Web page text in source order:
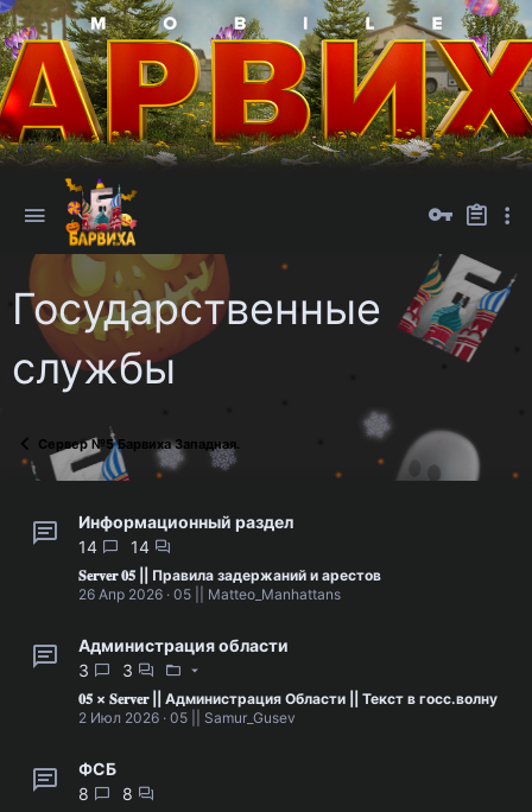
Государственные
службы
Сервер №5 Барвиха Западная.
Информационный раздел
14
14
𝐒𝐞𝐫𝐯𝐞𝐫 𝟎𝟓 || Правила задержаний и арестов
26 Апр 2026 05 || Matteo_Manhattans
Администрация области
3
3
𝟎𝟓 × 𝐒𝐞𝐫𝐯𝐞𝐫 || Администрация Области || Текст в госс.волну
2 Июл 2026 05 || Samur_Gusev
ФСБ
8
8